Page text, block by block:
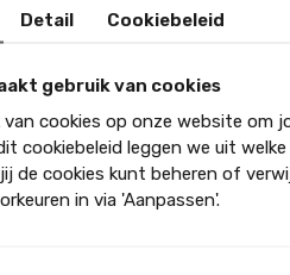
was prima. Anne Marie is zeer
fijne samenwerking! Fijn om
Detail Cookiebeleid
gebruik van cookies
van cookies op onze website
cookiebeleid leggen we uit
de cookies kunt beheren of
in via 'Aanpassen'.